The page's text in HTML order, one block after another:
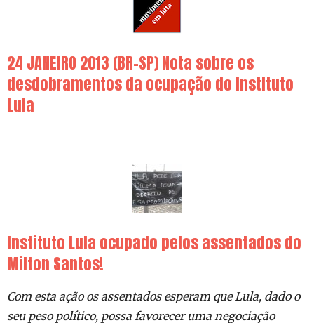
24 JANEIRO 2013 (BR-SP) Nota sobre os
desdobramentos da ocupação do Instituto
Lula
Instituto Lula ocupado pelos assentados do
Milton Santos!
Com esta ação os assentados esperam que Lula, dado o
seu peso político, possa favorecer uma negociação